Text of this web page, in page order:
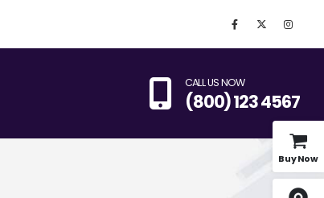
CALL US NOW
(800) 123 4567
Buy Now